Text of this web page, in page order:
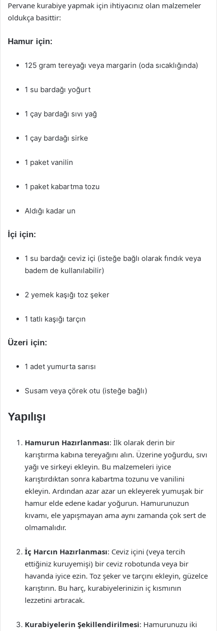
Pervane kurabiye yapmak için ihtiyacınız olan malzemeler
oldukça basittir:
Hamur için:
125 gram tereyağı veya margarin (oda sıcaklığında)
1 su bardağı yoğurt
1 çay bardağı sıvı yağ
1 çay bardağı sirke
1 paket vanilin
1 paket kabartma tozu
Aldığı kadar un
İçi için:
1 su bardağı ceviz içi (isteğe bağlı olarak fındık veya
badem de kullanılabilir)
2 yemek kaşığı toz şeker
1 tatlı kaşığı tarçın
Üzeri için:
1 adet yumurta sarısı
Susam veya çörek otu (isteğe bağlı)
Yapılışı
Hamurun Hazırlanması: İlk olarak derin bir
karıştırma kabına tereyağını alın. Üzerine yoğurdu, sıvı
yağı ve sirkeyi ekleyin. Bu malzemeleri iyice
karıştırdıktan sonra kabartma tozunu ve vanilini
ekleyin. Ardından azar azar un ekleyerek yumuşak bir
hamur elde edene kadar yoğurun. Hamurunuzun
kıvamı, ele yapışmayan ama aynı zamanda çok sert de
olmamalıdır.
İç Harcın Hazırlanması: Ceviz içini (veya tercih
ettiğiniz kuruyemişi) bir ceviz robotunda veya bir
havanda iyice ezin. Toz şeker ve tarçını ekleyin, güzelce
karıştırın. Bu harç, kurabiyelerinizin iç kısmının
lezzetini artıracak.
Kurabiyelerin Şekillendirilmesi: Hamurunuzu iki